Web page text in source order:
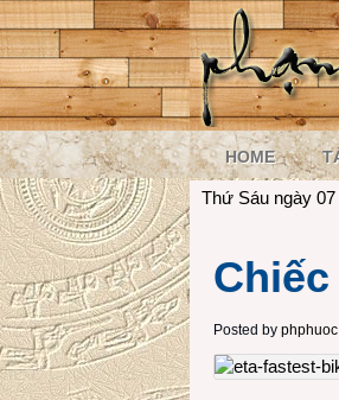
HOME
Thứ Sáu ngày
Posted by phphuoc